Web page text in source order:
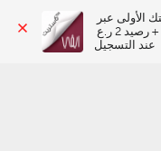
عند التسجيل